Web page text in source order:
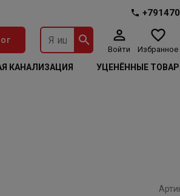
Войти Избранное
КАНАЛИЗАЦИЯ УЦЕНЁННЫЕ